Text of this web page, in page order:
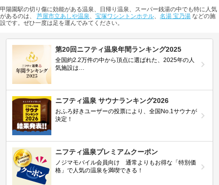
甲陽園駅の切り傷に効能がある温泉、日帰り温泉、スーパー銭湯の中でも特に人気
があるのは、 芦屋市立あしや温泉 宝塚ワシントンホテル 名湯 宝乃湯 などの施
設です。ぜひ一度は足を運んでみてください。
第20回ニフティ温泉年間ランキング2025
全国約2.2万件の中から頂点に選ばれた、2025年の人
気施設は…
ニフティ温泉 サウナランキング2026
おふろ好きユーザーの投票により、全国No.1サウナが
決定！
ニフティ温泉プレミアムクーポン
ノジマモバイル会員向け 通常よりもお得な「特別価
格」で人気の温泉を満喫できる！